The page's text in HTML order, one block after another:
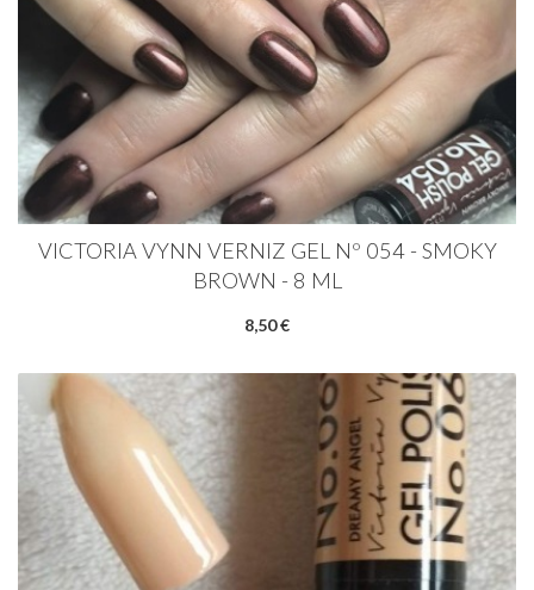
VICTORIA VYNN VERNIZ GEL Nº 054 - SMOKY
BROWN - 8 ML
8,50 €